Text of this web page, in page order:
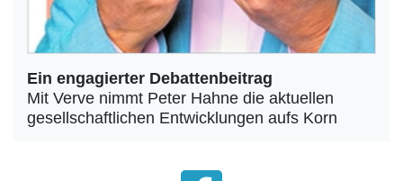
Ein engagierter Debattenbeitrag
Mit Verve nimmt Peter Hahne die aktuellen
gesellschaftlichen Entwicklungen aufs Korn